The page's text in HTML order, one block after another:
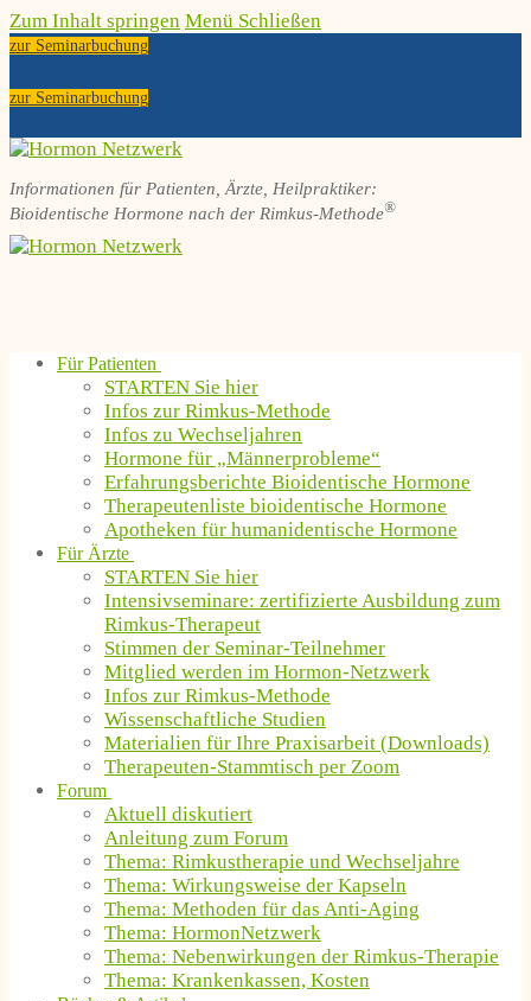
Zum Inhalt springen Menü Schließen
zur Seminarbuchung
zur Seminarbuchung
Informationen für Patienten, Ärzte, Heilpraktiker:
Bioidentische Hormone nach der Rimkus-Methode®
Für Patienten
STARTEN Sie hier
Infos zur Rimkus-Methode
Infos zu Wechseljahren
Hormone für „Männerprobleme“
Erfahrungsberichte Bioidentische Hormone
Therapeutenliste bioidentische Hormone
Apotheken für humanidentische Hormone
Für Ärzte
STARTEN Sie hier
Intensivseminare: zertifizierte Ausbildung zum
Rimkus-Therapeut
Stimmen der Seminar-Teilnehmer
Mitglied werden im Hormon-Netzwerk
Infos zur Rimkus-Methode
Wissenschaftliche Studien
Materialien für Ihre Praxisarbeit (Downloads)
Therapeuten-Stammtisch per Zoom
Forum
Aktuell diskutiert
Anleitung zum Forum
Thema: Rimkustherapie und Wechseljahre
Thema: Wirkungsweise der Kapseln
Thema: Methoden für das Anti-Aging
Thema: HormonNetzwerk
Thema: Nebenwirkungen der Rimkus-Therapie
Thema: Krankenkassen, Kosten